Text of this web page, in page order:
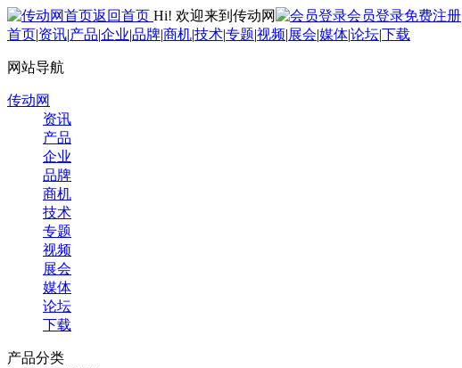
返回首页 Hi! 欢迎来到传动网 会员登录免费注册
首页|资讯|产品|企业|品牌|商机|技术|专题|视频|展会|媒体|论坛|下载
网站导航
传动网
资讯
产品
企业
品牌
商机
技术
专题
视频
展会
媒体
论坛
下载
产品分类